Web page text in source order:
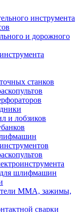
инструмента
и дорожного
станков
и лобзиков
шлифмашин
MMA, зажимы,
сварки